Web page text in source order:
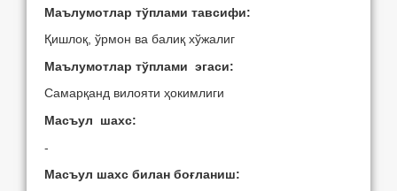
Маълумотлар тўплами тавсифи:
Қишлоқ, ўрмон ва балиқ хўжалиг
Маълумотлар тўплами эгаси:
Самарқанд вилояти ҳокимлиги
Масъул шахс:
-
Масъул шахс билан боғланиш: